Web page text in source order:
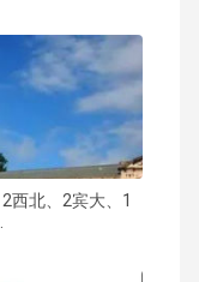
西北、2宾大、1